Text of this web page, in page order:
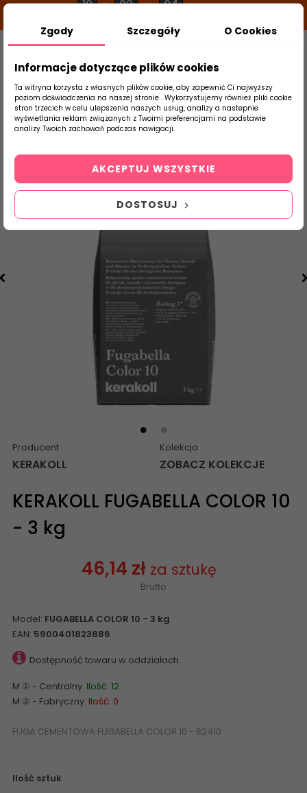
19 g 02 m 04 s
Szukaj
produktu
Strona Główna Chemia Budowlana
Producent
KERAKOLL
Kolekcja
ZOBACZ KOLEKCJE
KERAKOLL FUGABELLA COLOR 10
- 3 kg
46,14 zł za sztukę
Brutto
Model: FUGABELLA COLOR 10 - 3 kg
EAN: 5900401823886
Dostępność towaru w oddziałach:
M ① - Centralny Ilość: 12
M ② - Fabryczny Ilość: 0
FUGA CEMENTOWA FUGABELLA COLOR 10 - 82410
Ilość sztuk
Zgody Szczegóły O Cookies
Informacje dotyczące plików cookies
Ta witryna korzysta z własnych plików cookie, aby zapewnić Ci najwyższy
poziom doświadczenia na naszej stronie . Wykorzystujemy również pliki cookie
stron trzecich w celu ulepszenia naszych usług, analizy a nastepnie
wyświetlania reklam związanych z Twoimi preferencjami na podstawie
analizy Twoich zachowań podczas nawigacji.
DOSTOSUJ
AKCEPTUJ WSZYSTKIE